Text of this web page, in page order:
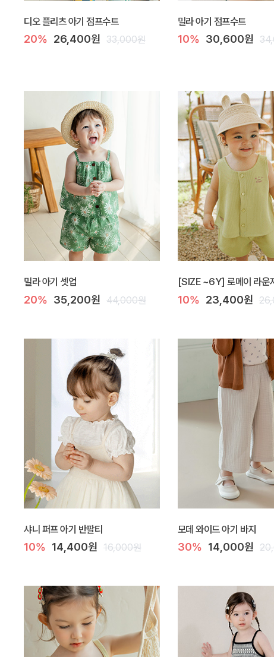
디오 플리츠 아기 점프수트
20% 26,400원 33,000원
밀라 아기 점프수트
10% 30,600원
밀라 아기 셋업
20% 35,200원 44,000원
[SIZE ~6Y] 로메이 라운
10% 23,400원
샤니 퍼프 아기 반팔티
10% 14,400원 16,000원
모데 와이드 아기 바지
30% 14,000원